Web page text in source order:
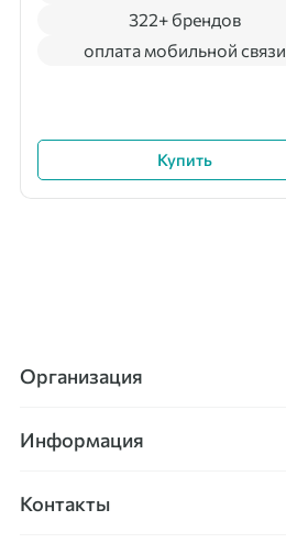
оплата мобильной связи
322+ брендов
Купить
Организация
Информация
Контакты